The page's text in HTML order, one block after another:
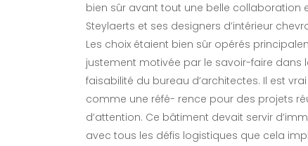
bien sûr avant tout une belle collaboration
Steylaerts et ses designers d’intérieur
Les choix étaient bien sûr opérés
justement motivée par le savoir-faire dans
faisabilité du bureau d’architectes. Il est
comme une réfé- rence pour des projets
d’attention. Ce bâtiment devait servir
avec tous les défis logistiques que cela